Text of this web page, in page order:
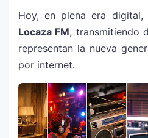
Hoy, en plena era digital,
Locaza FM, transmitiendo
representan la nueva
por internet.